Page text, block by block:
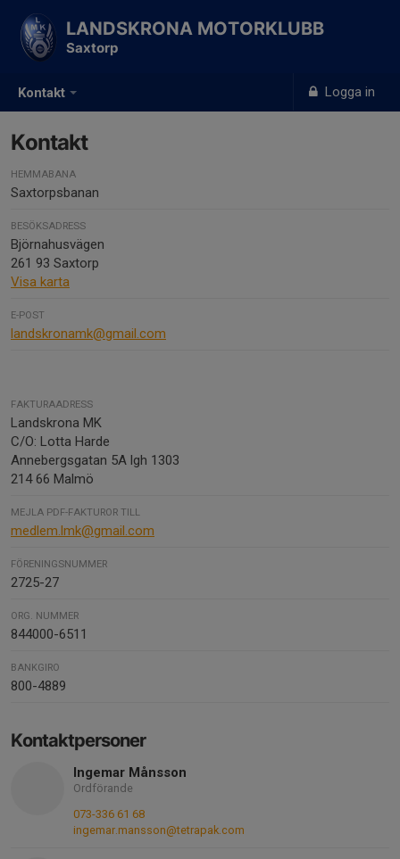
Kontakt Logga in
LANDSKRONA MOTORKLUBB
Saxtorp
Kontakt
HEMMABANA
Saxtorpsbanan
BESÖKSADRESS
Björnahusvägen
261 93 Saxtorp
Visa karta
E-POST
landskronamk@gmail.com
FAKTURAADRESS
Landskrona MK
C/O: Lotta Harde
Annebergsgatan 5A lgh 1303
214 66 Malmö
MEJLA PDF-FAKTUROR TILL
medlem.lmk@gmail.com
FÖRENINGSNUMMER
2725-27
ORG. NUMMER
844000-6511
BANKGIRO
800-4889
Kontaktpersoner
Ingemar Månsson
Ordförande
073-336 61 68
ingemar.mansson@tetrapak.com